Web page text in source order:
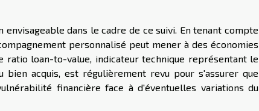
dans le cadre de ce suivi. En tenant compte
personnalisé peut mener à des économies
loan-to-value, indicateur technique représentant le
acquis, est régulièrement revu pour s'assurer que
financière face à d'éventuelles variations du